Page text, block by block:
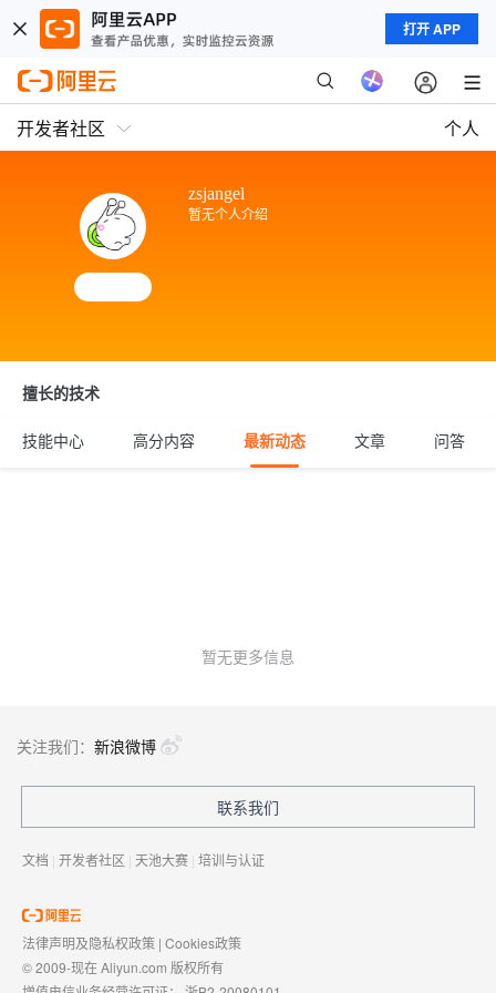
打开 APP
开发者社区 个人
zsjangel
暂无个人介绍
擅长的技术
技能中心 高分内容 最新动态 文章 问答
暂无更多信息
关注我们： 新浪微博
联系我们
文档 | 开发者社区 | 天池大赛 | 培训与认证
法律声明及隐私权政策 | Cookies政策
© 2009-现在 Aliyun.com 版权所有